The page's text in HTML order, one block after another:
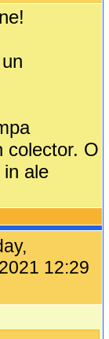
colector. O
ale
12:29